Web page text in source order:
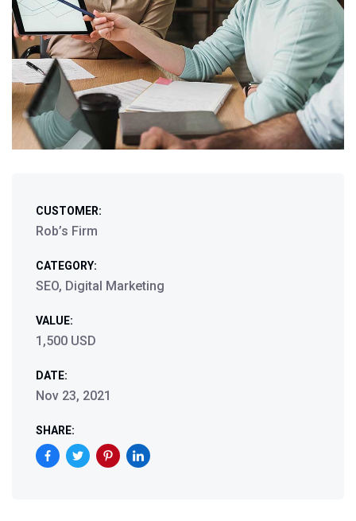
CUSTOMER:
Rob’s Firm
CATEGORY:
SEO, Digital Marketing
VALUE:
1,500 USD
DATE:
Nov 23, 2021
SHARE: